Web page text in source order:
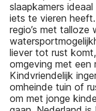
slaapkamers
iets te vieren
regio’s met
liever tot rust
omgeving met een
Kindvriendelijk
omheinde tuin of
om met jonge